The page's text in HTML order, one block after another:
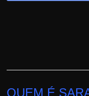
QUEM É